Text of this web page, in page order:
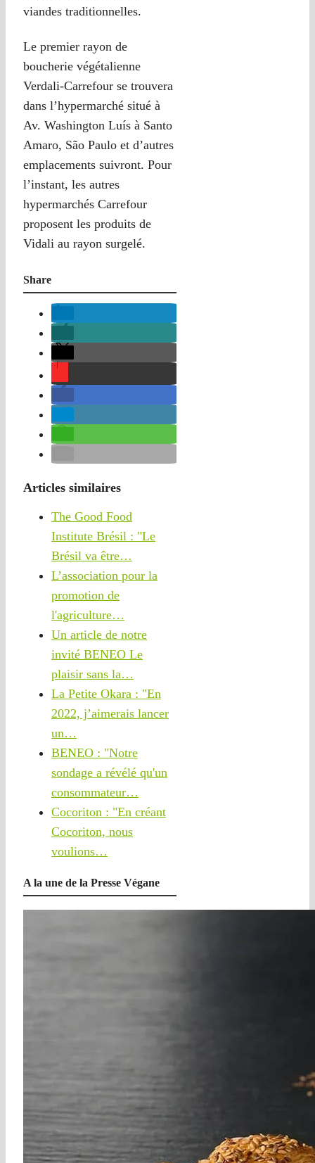
viandes traditionnelles.
Le premier rayon de
boucherie végétalienne
Verdali-Carrefour se trouvera
dans l’hypermarché situé à
Av. Washington Luís à Santo
Amaro, São Paulo et d’autres
emplacements suivront. Pour
l’instant, les autres
hypermarchés Carrefour
proposent les produits de
Vidali au rayon surgelé.
Share
Articles similaires
The Good Food
Institute Brésil : "Le
Brésil va être…
L’association pour la
promotion de
l'agriculture…
Un article de notre
invité BENEO Le
plaisir sans la…
La Petite Okara : "En
2022, j’aimerais lancer
un…
BENEO : "Notre
sondage a révélé qu'un
consommateur…
Cocoriton : "En créant
Cocoriton, nous
voulions…
A la une de la Presse Végane